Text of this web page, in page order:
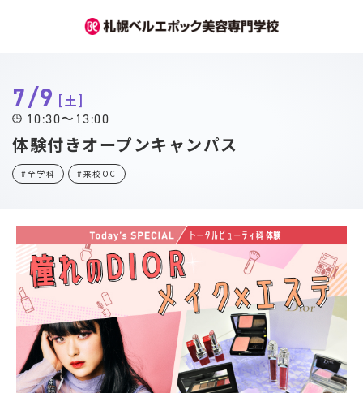
7/9 土
10:30〜13:00
体験付きオープンキャンパス
#全学科 #来校OC